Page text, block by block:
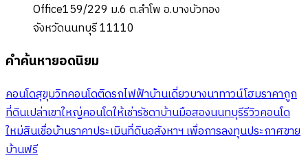
Office159/229 ม.6 ต.ลำโพ อ.บางบัวทอง
จังหวัดนนทบุรี 11110
คำค้นหายอดนิยม
คอนโดสุขุมวิทคอนโดติดรถไฟฟ้าบ้านเดี่ยวบางนาทาวน์โฮมราคาถูก
ที่ดินเปล่าเขาใหญ่คอนโดให้เช่ารัชดาบ้านมือสองนนทบุรีรีวิวคอนโด
ใหม่สินเชื่อบ้านราคาประเมินที่ดินอสังหาฯ เพื่อการลงทุนประกาศขาย
บ้านฟรี